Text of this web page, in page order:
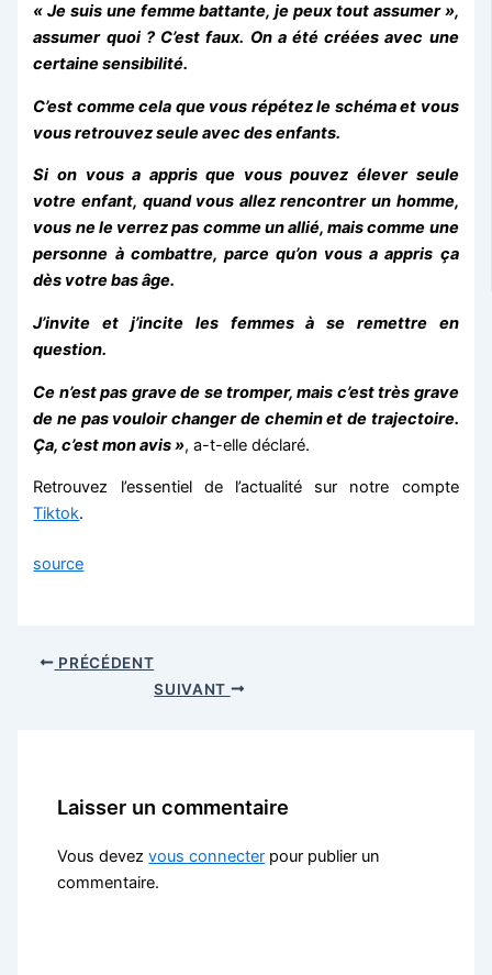
« Je suis une femme battante, je peux tout assumer »,
assumer quoi ? C’est faux. On a été créées avec une
certaine sensibilité.
C’est comme cela que vous répétez le schéma et vous
vous retrouvez seule avec des enfants.
Si on vous a appris que vous pouvez élever seule
votre enfant, quand vous allez rencontrer un homme,
vous ne le verrez pas comme un allié, mais comme une
personne à combattre, parce qu’on vous a appris ça
dès votre bas âge.
J’invite et j’incite les femmes à se remettre en
question.
Ce n’est pas grave de se tromper, mais c’est très grave
de ne pas vouloir changer de chemin et de trajectoire.
Ça, c’est mon avis », a-t-elle déclaré.
Retrouvez l’essentiel de l’actualité sur notre compte
Tiktok.
source
PRÉCÉDENT
SUIVANT
Laisser un commentaire
Vous devezvous connecter pour publier un
commentaire.